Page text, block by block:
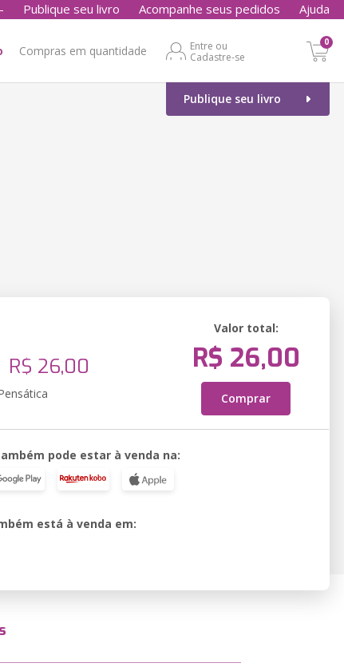
- Publique seu livro Acompanhe seus pedidos Ajuda
Compras em quantidade
Entre ou
Cadastre-se
0
Publique seu livro
R$ 26,00
Valor total:
R$ 26,00
Comprar
pode estar à venda na:
está à venda em: